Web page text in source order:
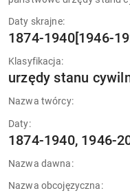
Daty skrajne:
1874-1940[1946-
Klasyfikacja:
urzędy stanu
Nazwa twórcy:
Daty:
1874-1940, 1946-
Nazwa dawna:
Nazwa obcojęzyczna: